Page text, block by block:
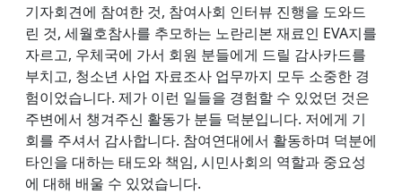
기자회견에 참여한 것, 참여사회 인터뷰 진행을 도와드
린 것, 세월호참사를 추모하는 노란리본 재료인 EVA지를
자르고, 우체국에 가서 회원 분들에게 드릴 감사카드를
부치고, 청소년 사업 자료조사 업무까지 모두 소중한 경
험이었습니다. 제가 이런 일들을 경험할 수 있었던 것은
주변에서 챙겨주신 활동가 분들 덕분입니다. 저에게 기
회를 주셔서 감사합니다. 참여연대에서 활동하며 덕분에
타인을 대하는 태도와 책임, 시민사회의 역할과 중요성
에 대해 배울 수 있었습니다.